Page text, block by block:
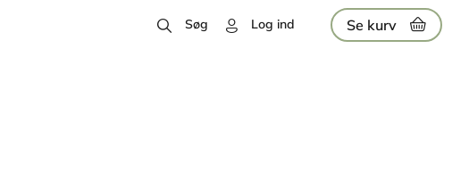
Søg Log ind Se kurv